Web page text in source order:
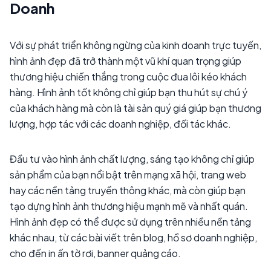
Doanh
Với sự phát triển không ngừng của kinh doanh trực tuyến,
hình ảnh đẹp đã trở thành một vũ khí quan trọng giúp
thương hiệu chiến thắng trong cuộc đua lôi kéo khách
hàng. Hình ảnh tốt không chỉ giúp bạn thu hút sự chú ý
của khách hàng mà còn là tài sản quý giá giúp bạn thương
lượng, hợp tác với các doanh nghiệp, đối tác khác.
Đầu tư vào hình ảnh chất lượng, sáng tạo không chỉ giúp
sản phẩm của bạn nổi bật trên mạng xã hội, trang web
hay các nền tảng truyền thông khác, mà còn giúp bạn
tạo dựng hình ảnh thương hiệu mạnh mẽ và nhất quán.
Hình ảnh đẹp có thể được sử dụng trên nhiều nền tảng
khác nhau, từ các bài viết trên blog, hồ sơ doanh nghiệp,
cho đến in ấn tờ rơi, banner quảng cáo.